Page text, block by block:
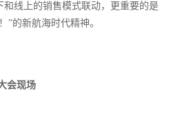
线上的销售模式联动，更重要的是
”的新航海时代精神。
会现场